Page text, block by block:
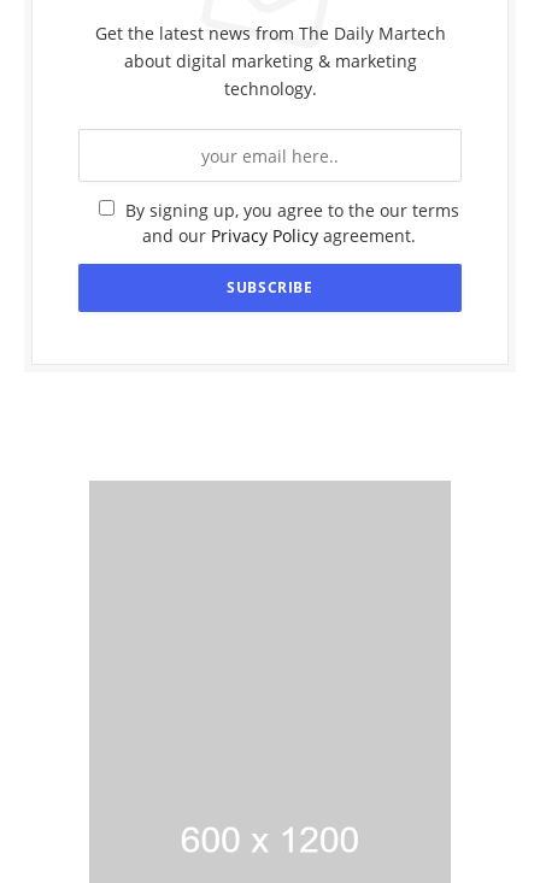
Get the latest news from The Daily Martech
about digital marketing & marketing
technology.
By signing up, you agree to the our terms
and our Privacy Policyagreement.